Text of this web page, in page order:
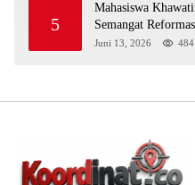
5
Mahasiswa
Semangat
Juni 13, 2026 484